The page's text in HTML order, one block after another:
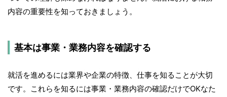
内容の重要性を知っておきましょう。
基本は事業・業務内容を確認する
就活を進めるには業界や企業の特徴、仕事を知ることが大切
です。これらを知るには事業・業務内容の確認だけでOKなた